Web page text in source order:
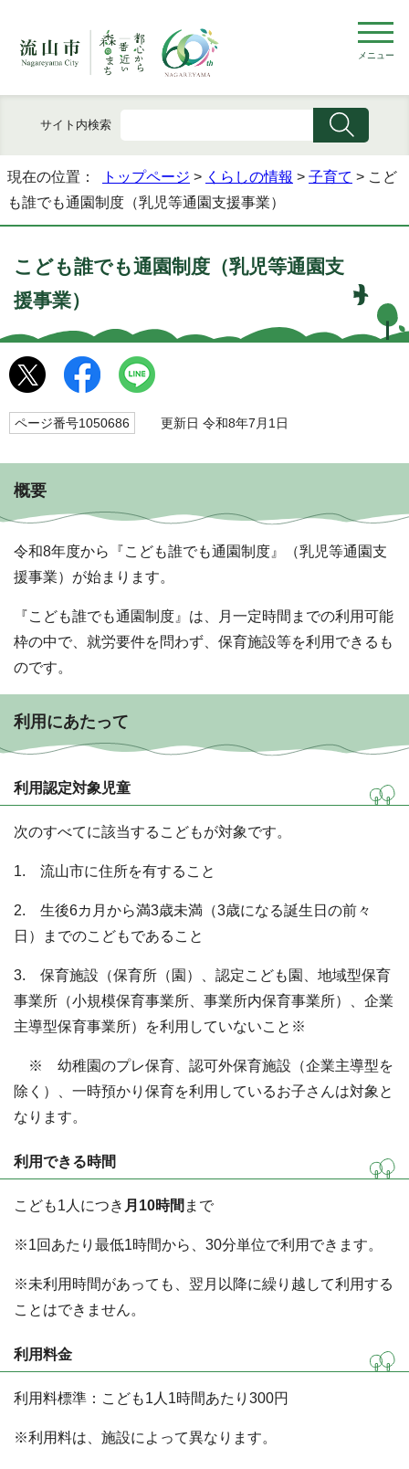
メニュー
サイト内検索
現在の位置： トップページ > くらしの情報 > 子育て > こど
も誰でも通園制度（乳児等通園支援事業）
こども誰でも通園制度（乳児等通園支
援事業）
ページ番号1050686 更新日 令和8年7月1日
概要
令和8年度から『こども誰でも通園制度』（乳児等通園支
援事業）が始まります。
『こども誰でも通園制度』は、月一定時間までの利用可能
枠の中で、就労要件を問わず、保育施設等を利用できるも
のです。
利用にあたって
利用認定対象児童
次のすべてに該当するこどもが対象です。
1. 流山市に住所を有すること
2. 生後6カ月から満3歳未満（3歳になる誕生日の前々
日）までのこどもであること
3. 保育施設（保育所（園）、認定こども園、地域型保育
事業所（小規模保育事業所、事業所内保育事業所）、企業
主導型保育事業所）を利用していないこと※
※ 幼稚園のプレ保育、認可外保育施設（企業主導型を
除く）、一時預かり保育を利用しているお子さんは対象と
なります。
利用できる時間
こども1人につき 月10時間 まで
※1回あたり最低1時間から、30分単位で利用できます。
※未利用時間があっても、翌月以降に繰り越して利用する
ことはできません。
利用料金
利用料標準：こども1人1時間あたり300円
※利用料は、施設によって異なります。